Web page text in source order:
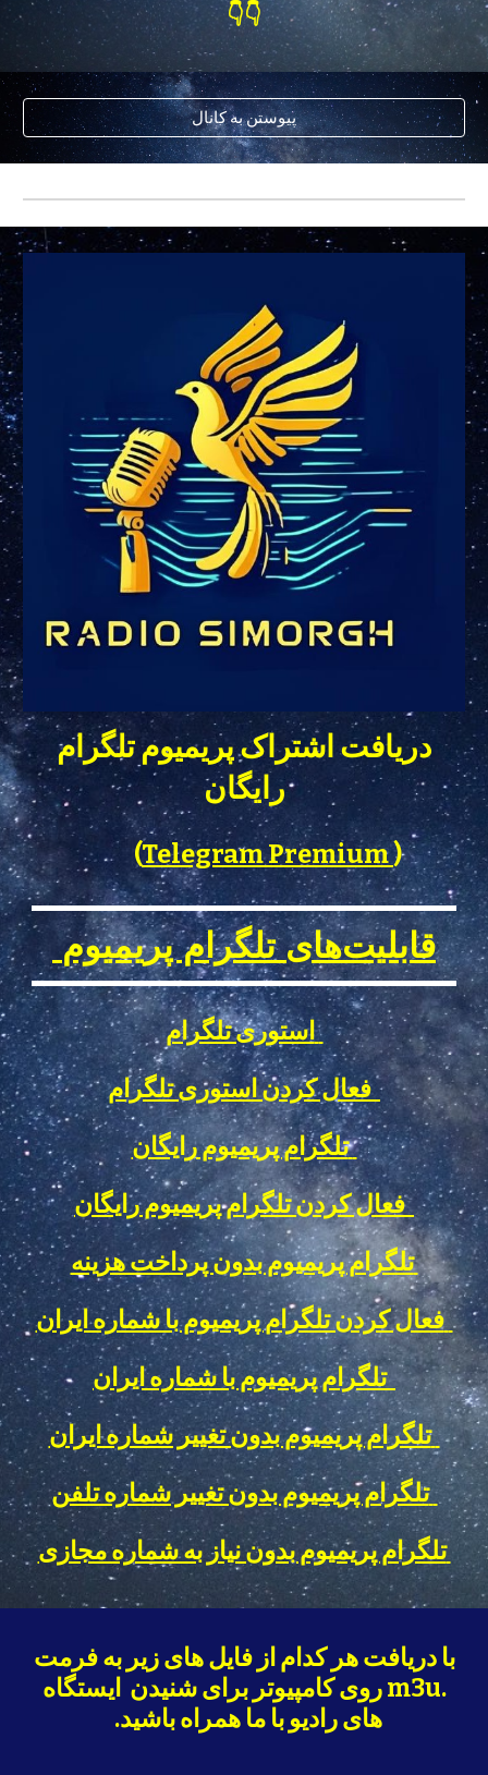
👇👇
پیوستن به کانال
دریافت اشتراک پریمیوم تلگرام
رایگان
(Telegram Premium)
قابلیت‌های تلگرام پریمیوم
استوری تلگرام
فعال کردن استوری تلگرام
تلگرام پریمیوم رایگان
فعال کردن تلگرام پریمیوم رایگان
تلگرام پریمیوم بدون پرداخت هزینه
فعال کردن تلگرام پریمیوم با شماره ایران
تلگرام پریمیوم با شماره ایران
تلگرام پریمیوم بدون تغییر شماره ایران
تلگرام پریمیوم بدون تغییر شماره تلفن
تلگرام پریمیوم بدون نیاز به شماره مجازی
با دریافت هر کدام از فایل های زیر به فرمت
.m3u روی کامپیوتر برای شنیدن ایستگاه
های رادیو با ما همراه باشید.